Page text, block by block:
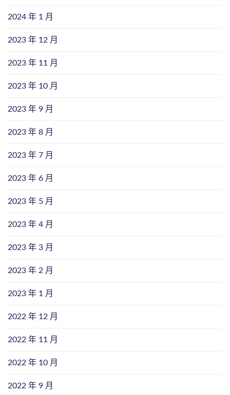
2024 年 1 月
2023 年 12 月
2023 年 11 月
2023 年 10 月
2023 年 9 月
2023 年 8 月
2023 年 7 月
2023 年 6 月
2023 年 5 月
2023 年 4 月
2023 年 3 月
2023 年 2 月
2023 年 1 月
2022 年 12 月
2022 年 11 月
2022 年 10 月
2022 年 9 月